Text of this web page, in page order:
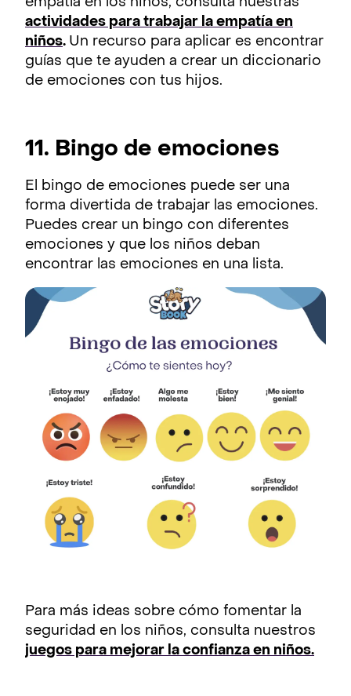
empatía en los niños, consulta nuestras
actividades para trabajar la empatía en
niños. Un recurso para aplicar es encontrar
guías que te ayuden a crear un diccionario
de emociones con tus hijos.
11. Bingo de emociones
El bingo de emociones puede ser una
forma divertida de trabajar las emociones.
Puedes crear un bingo con diferentes
emociones y que los niños deban
encontrar las emociones en una lista.
Para más ideas sobre cómo fomentar la
seguridad en los niños, consulta nuestros
juegos para mejorar la confianza en niños.